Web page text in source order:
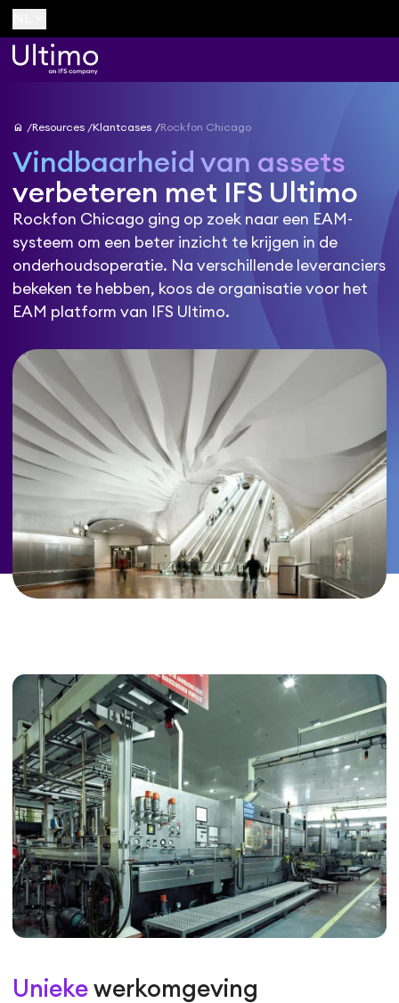
home Resources Klantcases Rockfon Chicago
Vindbaarheid van assets
verbeteren met IFS Ultimo
Rockfon Chicago ging op zoek naar een EAM-
systeem om een beter inzicht te krijgen in de
onderhoudsoperatie. Na verschillende leveranciers
bekeken te hebben, koos de organisatie voor het
EAM platform van IFS Ultimo.
Unieke werkomgeving